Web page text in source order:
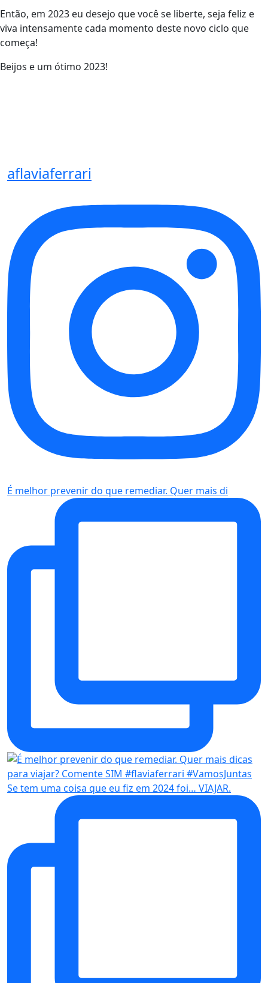
Então, em 2023 eu desejo que você se liberte, seja feliz e
viva intensamente cada momento deste novo ciclo que
começa!
Beijos e um ótimo 2023!
aflaviaferrari
É melhor prevenir do que remediar. Quer mais di
Se tem uma coisa que eu fiz em 2024 foi… VIAJAR.